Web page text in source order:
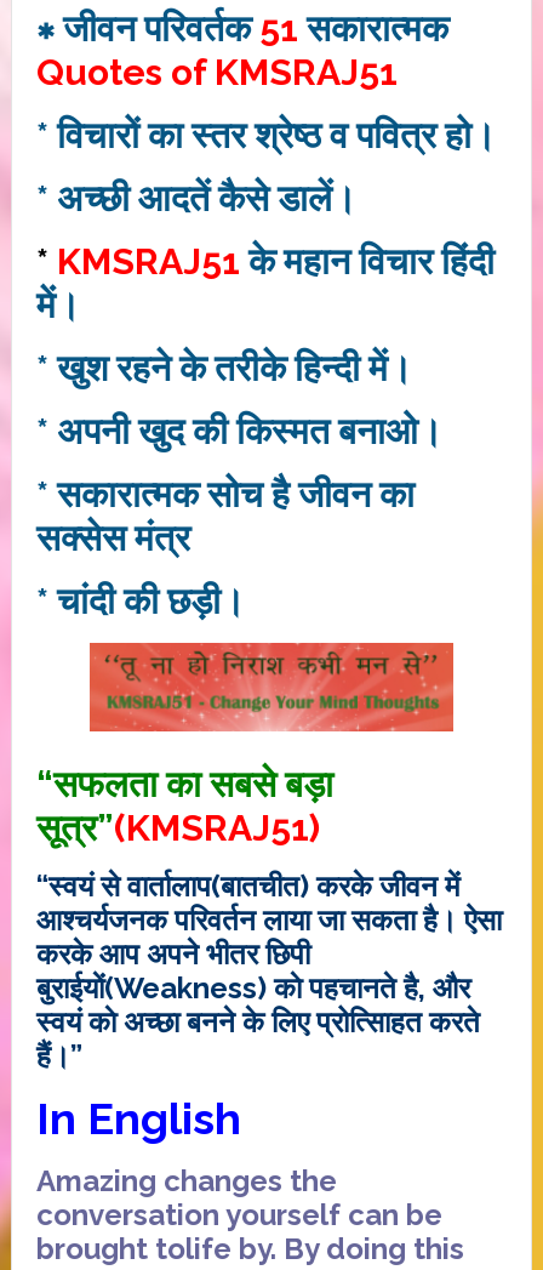
∗ जीवन परिवर्तक 51 सकारात्मक
Quotes of KMSRAJ51
* विचारों का स्तर श्रेष्ठ व पवित्र हो।
* अच्छी आदतें कैसे डालें।
* KMSRAJ51 के महान विचार हिंदी
में।
* खुश रहने के तरीके हिन्दी में।
* अपनी खुद की किस्मत बनाओ।
* सकारात्‍मक सोच है जीवन का
सक्‍सेस मंत्र
* चांदी की छड़ी।
“सफलता का सबसे बड़ा
सूत्र”(KMSRAJ51)
“स्वयं से वार्तालाप(बातचीत) करके जीवन में
आश्चर्यजनक परिवर्तन लाया जा सकता है। ऐसा
करके आप अपने भीतर छिपी
बुराईयाें(Weakness) काे पहचानते है, और
स्वयं काे अच्छा बनने के लिए प्रोत्सािहत करते
हैं।”
In English
Amazing changes the
conversation yourself can be
brought tolife by. By doing this